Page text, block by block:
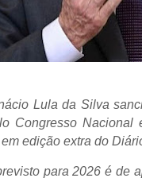
Lula da Silva
Congresso Nacional
edição extra do
para 2026 é de